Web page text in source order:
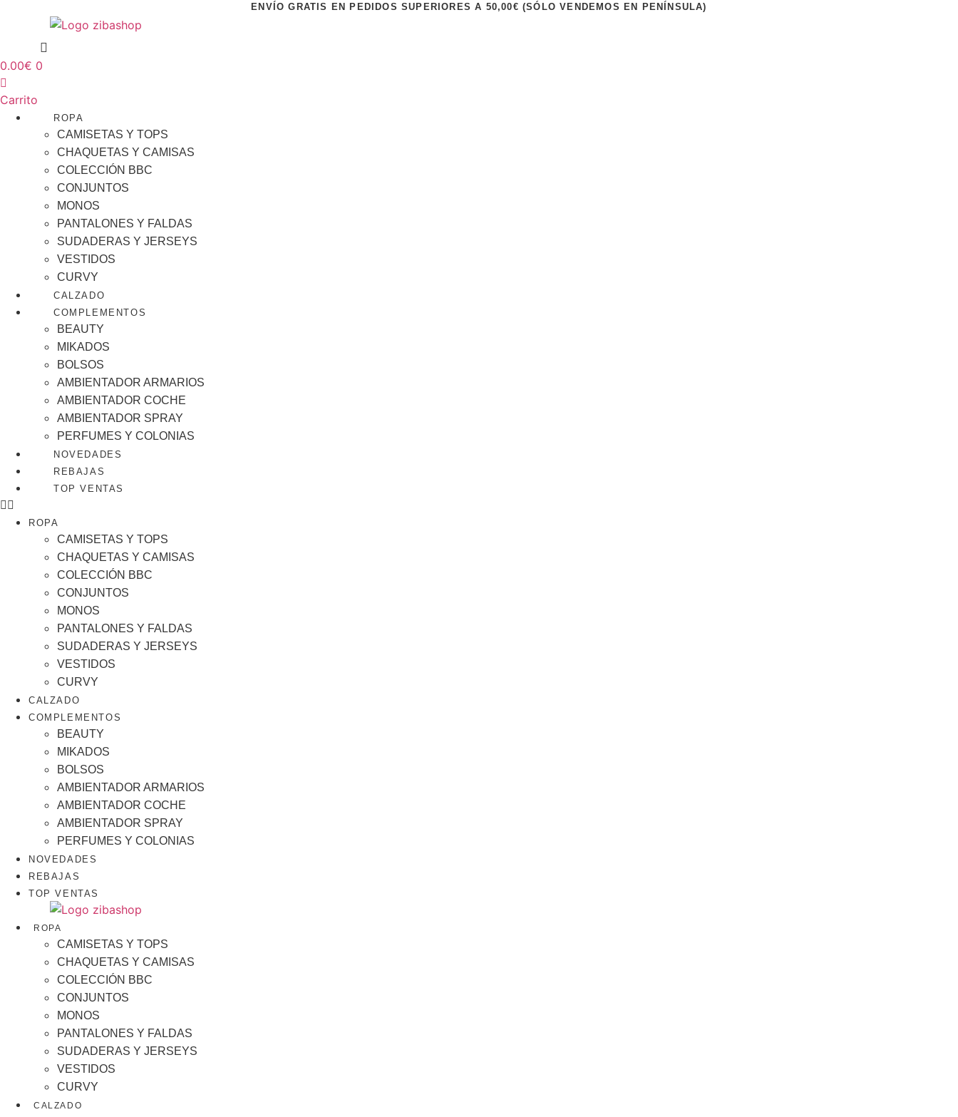
contenido
ENVÍO GRATIS EN PEDIDOS SUPERIORES A 50,00€ (SÓLO VENDEMOS EN PENÍNSULA)
0.00€ 0
Carrito
ROPA
CAMISETAS Y TOPS
CHAQUETAS Y CAMISAS
COLECCIÓN BBC
CONJUNTOS
MONOS
PANTALONES Y FALDAS
SUDADERAS Y JERSEYS
VESTIDOS
CURVY
CALZADO
COMPLEMENTOS
BEAUTY
MIKADOS
BOLSOS
AMBIENTADOR ARMARIOS
AMBIENTADOR COCHE
AMBIENTADOR SPRAY
PERFUMES Y COLONIAS
NOVEDADES
REBAJAS
TOP VENTAS
ROPA
CAMISETAS Y TOPS
CHAQUETAS Y CAMISAS
COLECCIÓN BBC
CONJUNTOS
MONOS
PANTALONES Y FALDAS
SUDADERAS Y JERSEYS
VESTIDOS
CURVY
CALZADO
COMPLEMENTOS
BEAUTY
MIKADOS
BOLSOS
AMBIENTADOR ARMARIOS
AMBIENTADOR COCHE
AMBIENTADOR SPRAY
PERFUMES Y COLONIAS
NOVEDADES
REBAJAS
TOP VENTAS
ROPA
CAMISETAS Y TOPS
CHAQUETAS Y CAMISAS
COLECCIÓN BBC
CONJUNTOS
MONOS
PANTALONES Y FALDAS
SUDADERAS Y JERSEYS
VESTIDOS
CURVY
CALZADO